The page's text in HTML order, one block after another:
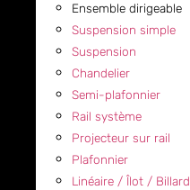
Ensemble dirigeable
Suspension simple
Suspension
Chandelier
Semi-plafonnier
Rail système
Projecteur sur rail
Plafonnier
Linéaire / Îlot / Billard